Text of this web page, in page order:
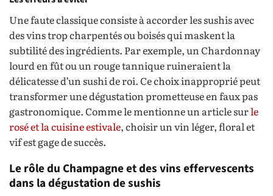
Une faute classique consiste à accorder les sushis avec
des vins trop charpentés ou boisés qui maskent la
subtilité des ingrédients. Par exemple, un Chardonnay
lourd en fût ou un rouge tannique ruineraient la
délicatesse d’un sushi de roi. Ce choix inapproprié peut
transformer une dégustation prometteuse en faux pas
gastronomique. Comme le mentionne un article surle
rosé et la cuisine estivale, choisir un vin léger, floral et
vif est gage de succès.
Le rôle du Champagne et des vins effervescents
dans la dégustation de sushis